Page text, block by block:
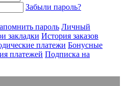
Забыли пароль?
пароль Личный
закладки История заказов
платежи Бонусные
платежей Подписка на